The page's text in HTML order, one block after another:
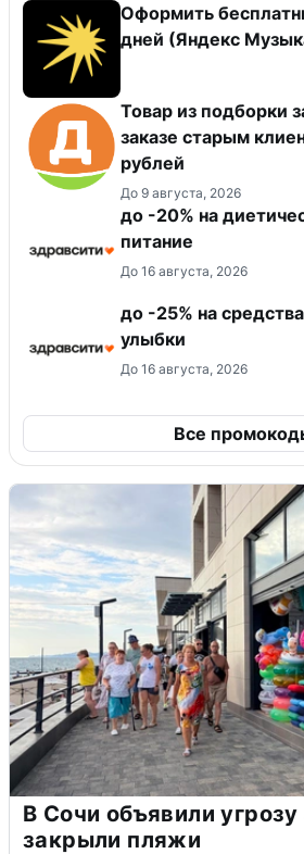
Оформить
дней (Яндекс
Товар из подборки
заказе старым
рублей
До 9 августа, 2026
до -20% на
питание
До 16 августа, 2026
до -25% на
улыбки
До 16 августа, 2026
Все
В Сочи объявили
закрыли пляжи